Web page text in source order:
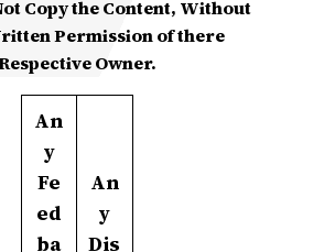
Copy the Content, Without
Permission of there
Owner.
An
y
Fe
ed
ba
An
y
Dis